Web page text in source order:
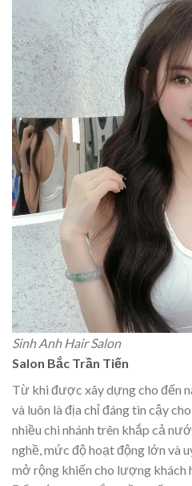
Sinh Anh Hair Salon
Salon Bắc Trần Tiến
Từ khi được xây dựng cho đến
và luôn là địa chỉ đáng tin cậy
nhiều chi nhánh trên khắp cả
nghề, mức độ hoạt động lớn và
mở rộng khiến cho lượng khách